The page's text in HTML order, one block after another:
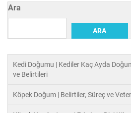
Ara
ARA
Kedi Doğumu | Kediler Kaç Ayda
ve Belirtileri
Köpek Doğum | Belirtiler, Süreç ve